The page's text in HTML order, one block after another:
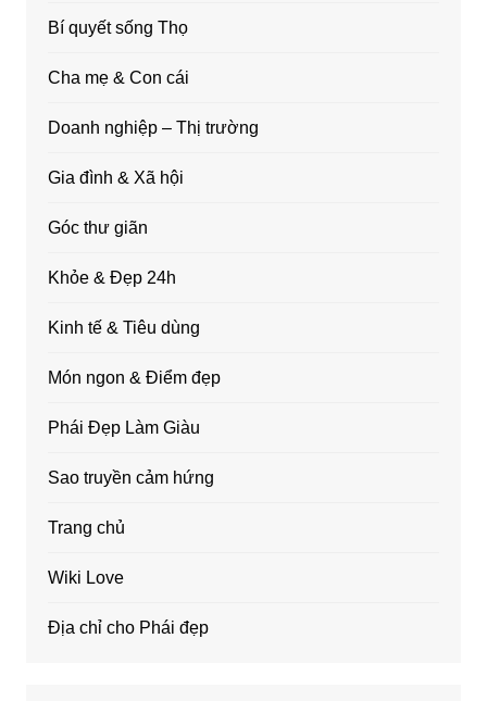
Bí quyết sống Thọ
Cha mẹ & Con cái
Doanh nghiệp – Thị trường
Gia đình & Xã hội
Góc thư giãn
Khỏe & Đẹp 24h
Kinh tế & Tiêu dùng
Món ngon & Điểm đẹp
Phái Đẹp Làm Giàu
Sao truyền cảm hứng
Trang chủ
Wiki Love
Địa chỉ cho Phái đẹp